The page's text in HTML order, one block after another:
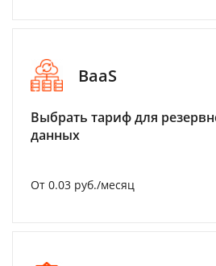
BaaS
Выбрать тариф для
данных
От 0.03 руб./месяц